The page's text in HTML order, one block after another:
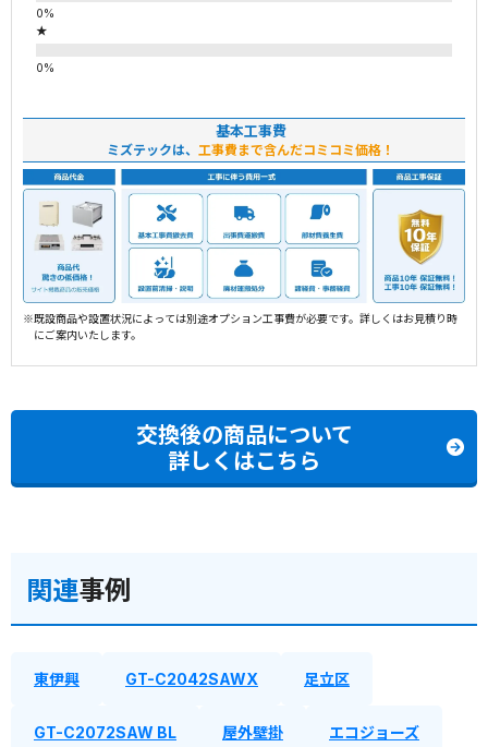
★
基本工事費
ミズテックは、 工事費まで含んだコミコミ価格！
※既設商品や設置状況によっては別途オプション工事費が必要です。詳しくはお見積り時
にご案内いたします。
交換後の商品について
詳しくはこちら
関連事例
東伊興 GT-C2042SAWX 足立区
GT-C2072SAW BL 屋外壁掛 エコジョーズ